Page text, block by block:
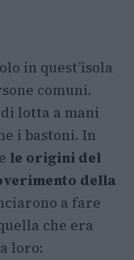
in quest’isola
comuni.
lotta a mani
i bastoni. In
le origini del
della
a fare
che era
loro: